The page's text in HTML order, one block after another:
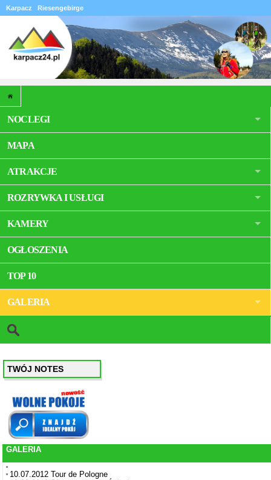
Karpacz Riesengebirge
NOCLEGI
MAPA
ATRAKCJE
ROZRYWKA I USŁUGI
KAMERY
OGŁOSZENIA
TOP 10
GALERIA
TWÓJ NOTES
GALERIA
10.07.2012 Tour de Pologne